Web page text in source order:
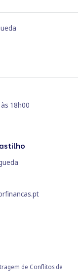
18h00
de Conflitos de